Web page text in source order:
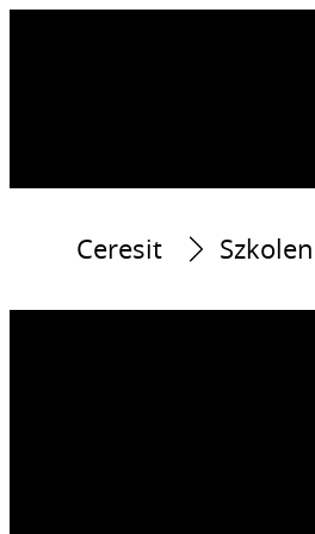
Ceresit